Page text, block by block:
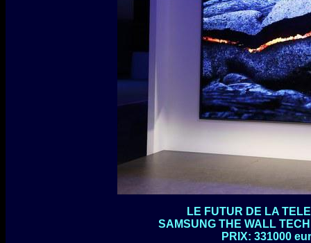
LE FUTUR DE LA
SAMSUNG THE WALL
PRIX: 331000